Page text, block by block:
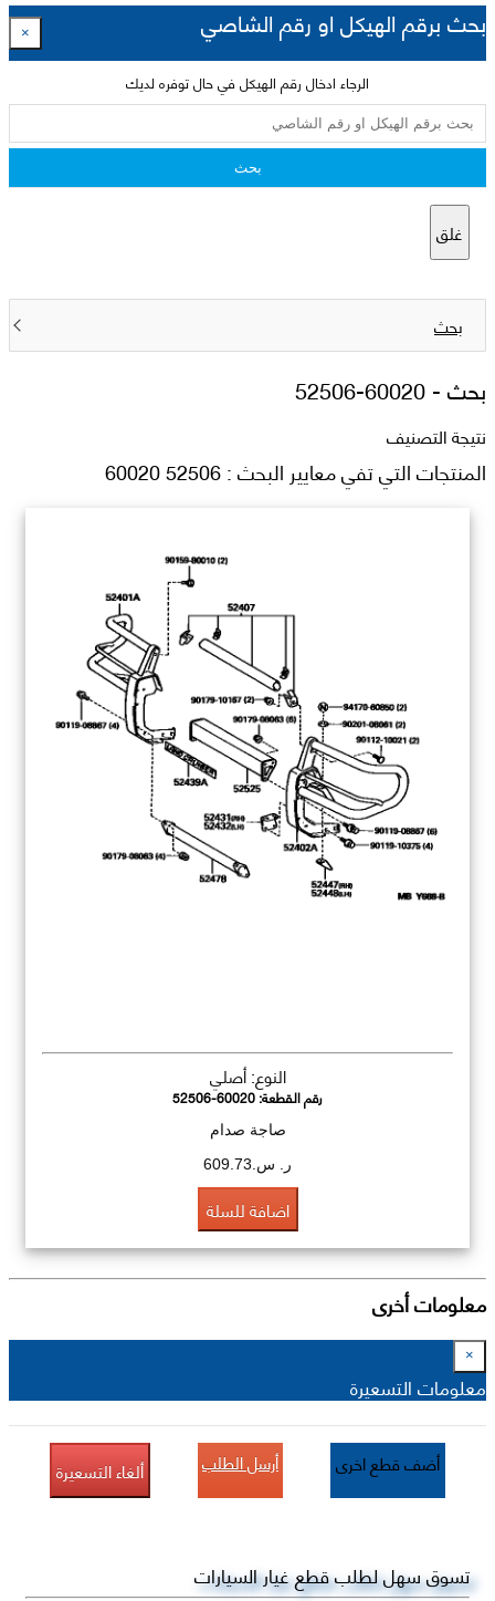
بحث برقم الهيكل او رقم الشاصي ×
الرجاء ادخال رقم الهيكل في حال توفره لديك
بحث
غلق
بحث
بحث -52506-60020
نتيجة التصنيف
المنتجات التي تفي معايير البحث : 52506 60020
النوع: أصلي
رقم القطعة:52506-60020
صاجة صدام
ر. س.609.73
اضافة للسلة
معلومات أخرى
×
معلومات التسعيرة
أضف قطع اخرى أرسل الطلب ألغاء التسعيرة
تسوق سهل لطلب قطع غيار السيارات